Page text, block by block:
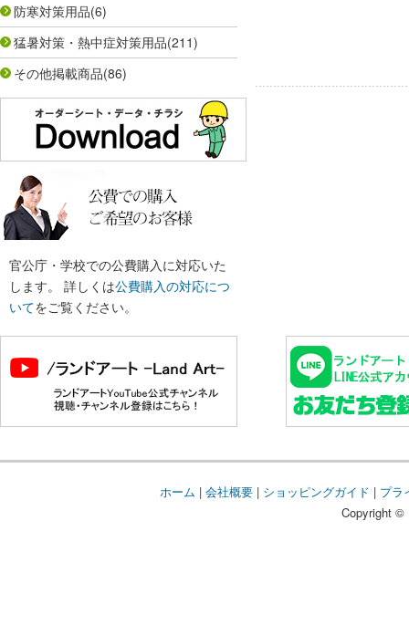
防寒対策用品(6)
猛暑対策・熱中症対策用品(211)
その他掲載商品(86)
官公庁・学校での公費購入に対応いた
します。 詳しくは公費購入の対応につ
いてをご覧ください。
ホーム | 会社概要| ショッピングガイド | プラ
Copyright ©